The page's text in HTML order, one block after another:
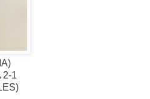
2-1